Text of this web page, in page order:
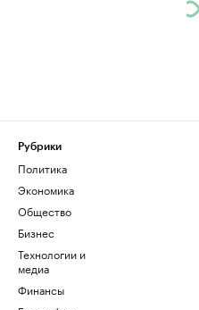
Рубрики
Политика
Экономика
Общество
Бизнес
Технологии и
медиа
Финансы